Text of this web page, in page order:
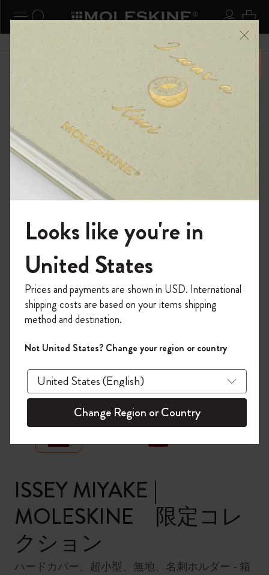
ナビゲーションの切替 ログ
検索 (キーワードなど) カ
6,500円以上のご購入で送料無料 メニ
ーを閉じる
ショップ
ISSEY MIYAKE | モレスキン のコレクション
zoom.cta
ISSEY MIYAKE |
MOLESKINE 限定コレ
クション
ハードカバー、超小型、無地、名刺ホルダー - 箱
モレスキンの世界へようこそ
「WELCOME10」を入力すると、初回注
文が10%オフ＋送料無料になります。セ
ール・アウトレット品は適用外。
Moleskineアカウントを作成して限定オフ
ァーや会員特典、さらに多くのインスピ
レーションを手に入れましょう。
今すぐ会員登録 !
Looks like you're in
United States
Prices and payments are shown in USD. International
shipping costs are based on your items shipping
method and destination.
Not United States? Change your region or country
Change Region or Country